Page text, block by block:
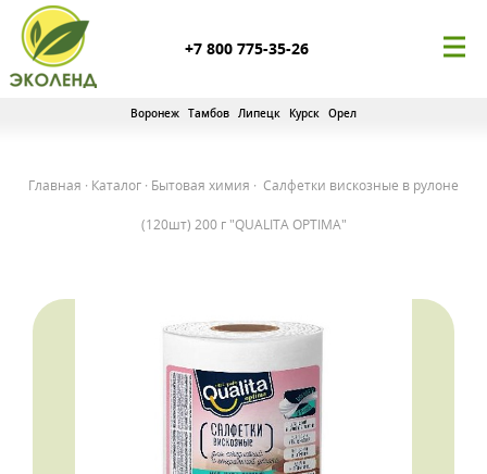
+7 800 775-35-26
Воронеж Тамбов Липецк Курск Орел
Главная · Каталог · Бытовая химия · Салфетки вискозные в рулоне
(120шт) 200 г "QUALITA OPTIMA"